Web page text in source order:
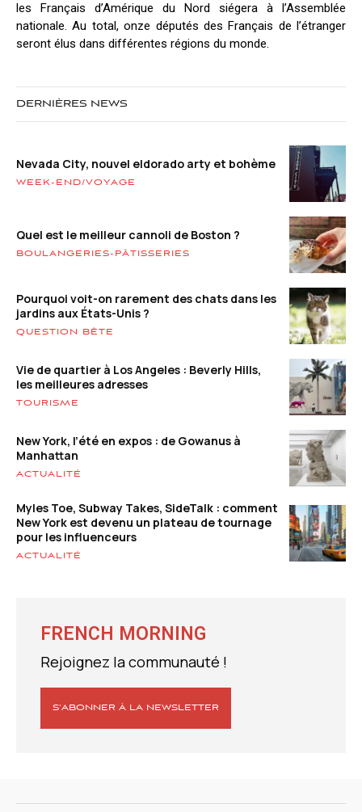
les Français d’Amérique du Nord siégera à l’Assemblée
nationale. Au total, onze députés des Français de l’étranger
seront élus dans différentes régions du monde.
DERNIÈRES NEWS
Nevada City, nouvel eldorado arty et bohème
WEEK-END/VOYAGE
Quel est le meilleur cannoli de Boston ?
BOULANGERIES-PÂTISSERIES
Pourquoi voit-on rarement des chats dans les
jardins aux États-Unis ?
QUESTION BÊTE
Vie de quartier à Los Angeles : Beverly Hills,
les meilleures adresses
TOURISME
New York, l’été en expos : de Gowanus à
Manhattan
ACTUALITÉ
Myles Toe, Subway Takes, SideTalk : comment
New York est devenu un plateau de tournage
pour les influenceurs
ACTUALITÉ
FRENCH MORNING
Rejoignez la communauté !
S’ABONNER À LA NEWSLETTER